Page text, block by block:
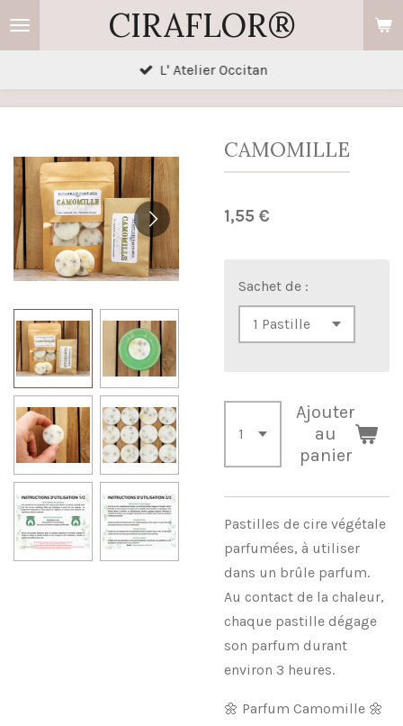
Passer
principal
CIRAFLOR®
L' Atelier Occitan
CAMOMILLE
1,55 €
Sachet de :
Ajouter
au
panier
Pastilles de cire végétale
parfumées, à utiliser
dans un brûle parfum.
Au contact de la chaleur,
chaque pastille dégage
son parfum durant
environ 3 heures.
🌼 Parfum Camomille 🌼